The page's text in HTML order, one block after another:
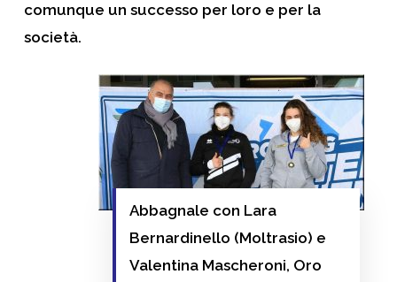
comunque un successo per loro e per la
società.
Abbagnale con Lara
Bernardinello (Moltrasio) e
Valentina Mascheroni, Oro